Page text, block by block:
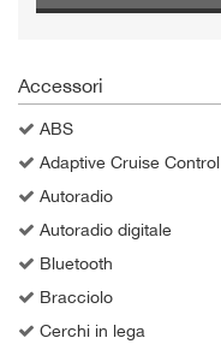
Accessori
ABS
Adaptive Cruise Control
Autoradio
Autoradio digitale
Bluetooth
Bracciolo
Cerchi in lega
policy
le